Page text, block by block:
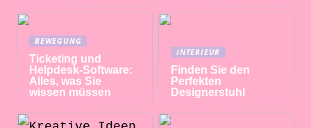
BEWEGUNG
Ticketing und
Helpdesk-Software:
Alles, was Sie
wissen müssen
INTERIEUR
Finden Sie den
Perfekten
Designerstuhl